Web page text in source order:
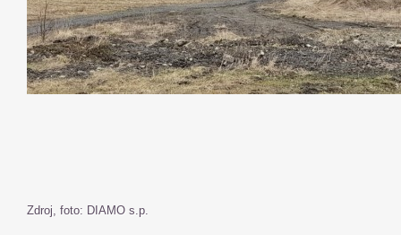
Zdroj, foto: DIAMO s.p.